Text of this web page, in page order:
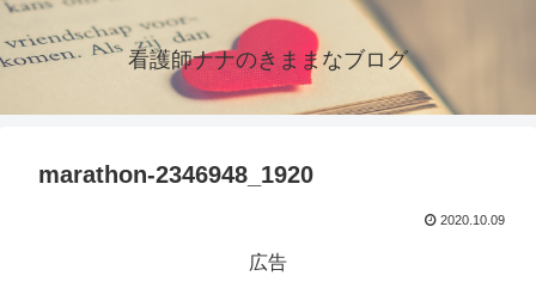
看護師ナナのきままなブログ
marathon-2346948_1920
2020.10.09
広告